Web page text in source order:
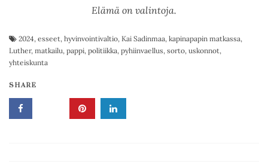
Elämä on valintoja.
2024, esseet, hyvinvointivaltio, Kai Sadinmaa, kapinapapin matkassa,
Luther, matkailu, pappi, politiikka, pyhiinvaellus, sorto, uskonnot,
yhteiskunta
SHARE